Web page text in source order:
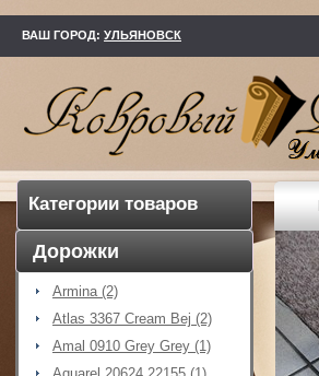
ВАШ ГОРОД: УЛЬЯНОВСК
Категории товаров
Дорожки
Armina (2)
Atlas 3367 Cream Bej (2)
Amal 0910 Grey Grey (1)